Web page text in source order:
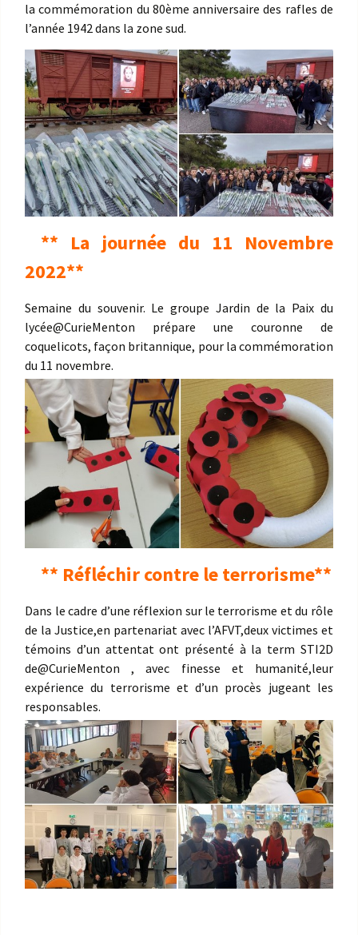
la commémoration du 80ème anniversaire des rafles de
l’année 1942 dans la zone sud.
** La journée du 11 Novembre
2022**
Semaine du souvenir. Le groupe Jardin de la Paix du
lycée@CurieMenton prépare une couronne de
coquelicots, façon britannique, pour la commémoration
du 11 novembre.
** Réfléchir contre le terrorisme**
Dans le cadre d’une réflexion sur le terrorisme et du rôle
de la Justice,en partenariat avec l’AFVT,deux victimes et
témoins d’un attentat ont présenté à la term STI2D
de@CurieMenton, avec finesse et humanité,leur
expérience du terrorisme et d’un procès jugeant les
responsables.